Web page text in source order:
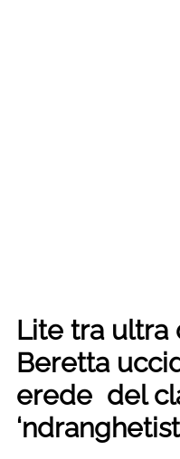
Lite tra ultra
Beretta
erede del